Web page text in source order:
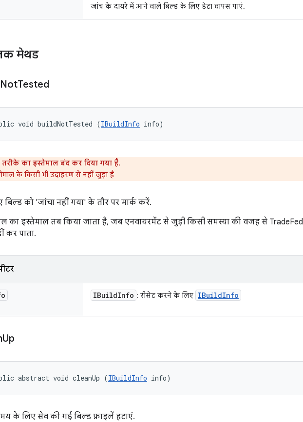
जांच के दायरे में आने वाले बिल्ड के लिए डेटा वापस पाएं.
मेथड
NotTested
void buildNotTested (IBuildInfo info)
का इस्तेमाल बंद कर दिया गया है.
के किसी भी उदाहरण से नहीं जुड़ा है
बिल्ड को 'जांचा नहीं गया' के तौर पर मार्क करें.
का इस्तेमाल तब किया जाता है, जब एनवायरमेंट से जुड़ी किसी समस्या की वजह से
कर पाता.
IBuildInfo : रीसेट करने के लिए IBuildInfo
Up
abstract void cleanUp (IBuildInfo info)
के लिए सेव की गई बिल्ड फ़ाइलें हटाएं.